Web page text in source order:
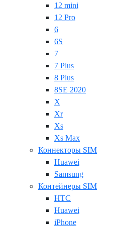
12 mini
12 Pro
6
6S
7
7 Plus
8 Plus
8SE 2020
X
Xr
Xs
Xs Max
Коннекторы SIM
Huawei
Samsung
Контейнеры SIM
HTC
Huawei
iPhone